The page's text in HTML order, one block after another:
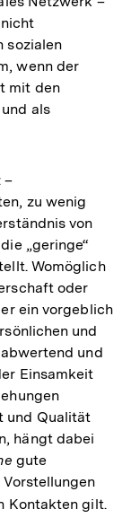
sozialen
wenn der
mit den
als
–
zu wenig
von
„geringe“
Womöglich
oder
ein vorgeblich
und
und
Einsamkeit
und Qualität
hängt dabei
gute
Kontakten gilt.